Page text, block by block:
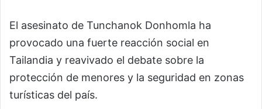
El asesinato de Tunchanok Donhomla ha
provocado una fuerte reacción social en
Tailandia y reavivado el debate sobre la
protección de menores y la seguridad en zonas
turísticas del país.